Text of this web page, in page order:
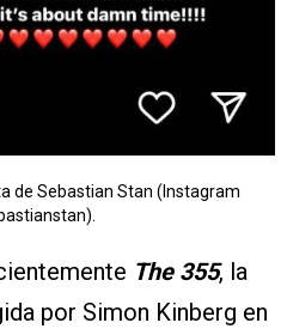
de Sebastian Stan (Instagram
The 355, la
por Simon Kinberg en